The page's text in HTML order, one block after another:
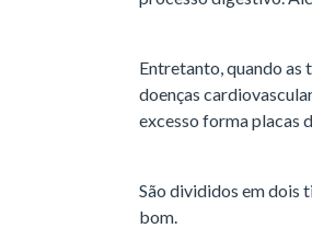
Entretanto, quando as
doenças
excesso forma placas
São divididos em dois
bom.